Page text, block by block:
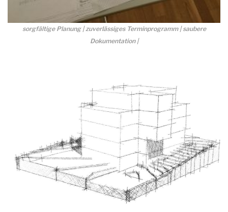
sorgfältige Planung | zuverlässiges Terminprogramm | saubere
Dokumentation |